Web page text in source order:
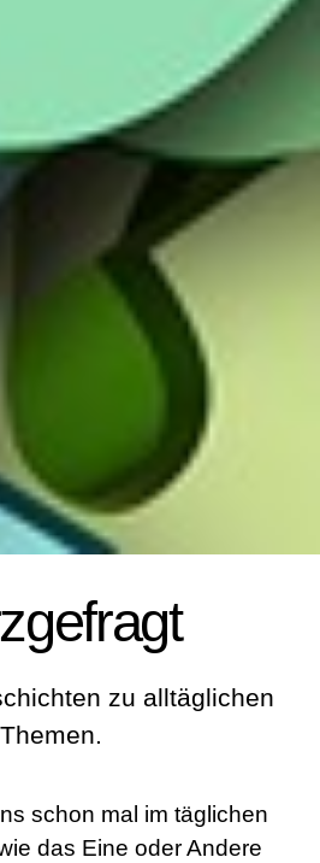
zu alltäglichen
Themen.
schon mal im täglichen
das Eine oder Andere